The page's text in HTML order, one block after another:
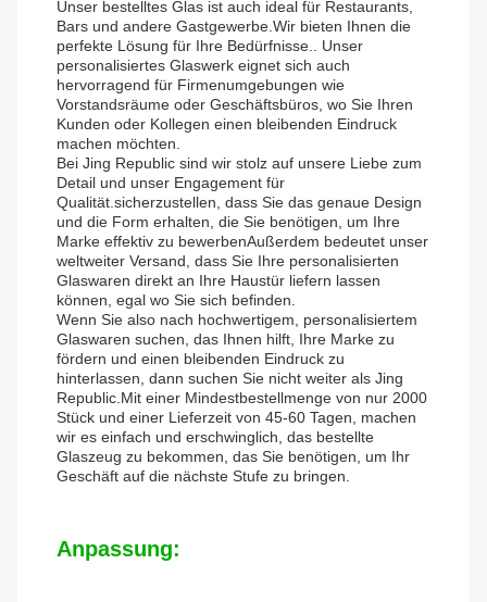
Unser bestelltes Glas ist auch ideal für Restaurants,
Bars und andere Gastgewerbe.Wir bieten Ihnen die
perfekte Lösung für Ihre Bedürfnisse.. Unser
personalisiertes Glaswerk eignet sich auch
hervorragend für Firmenumgebungen wie
Vorstandsräume oder Geschäftsbüros, wo Sie Ihren
Kunden oder Kollegen einen bleibenden Eindruck
machen möchten.
Bei Jing Republic sind wir stolz auf unsere Liebe zum
Detail und unser Engagement für
Qualität.sicherzustellen, dass Sie das genaue Design
und die Form erhalten, die Sie benötigen, um Ihre
Marke effektiv zu bewerbenAußerdem bedeutet unser
weltweiter Versand, dass Sie Ihre personalisierten
Glaswaren direkt an Ihre Haustür liefern lassen
können, egal wo Sie sich befinden.
Wenn Sie also nach hochwertigem, personalisiertem
Glaswaren suchen, das Ihnen hilft, Ihre Marke zu
fördern und einen bleibenden Eindruck zu
hinterlassen, dann suchen Sie nicht weiter als Jing
Republic.Mit einer Mindestbestellmenge von nur 2000
Stück und einer Lieferzeit von 45-60 Tagen, machen
wir es einfach und erschwinglich, das bestellte
Glaszeug zu bekommen, das Sie benötigen, um Ihr
Geschäft auf die nächste Stufe zu bringen.
Anpassung: